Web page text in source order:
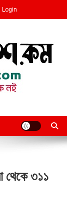
Login
থেকে ৩১১